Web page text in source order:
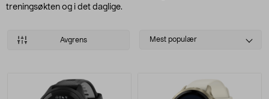
treningsøkten og i det daglige.
Avgrens
Select
Mest populær
Produkter